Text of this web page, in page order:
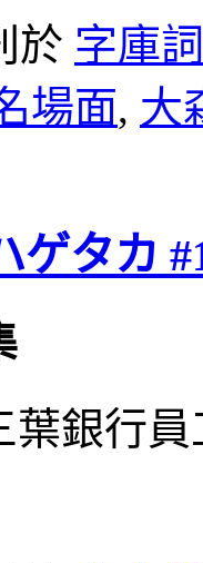
於 字庫
場面, 大
ゲタカ
葉銀行員